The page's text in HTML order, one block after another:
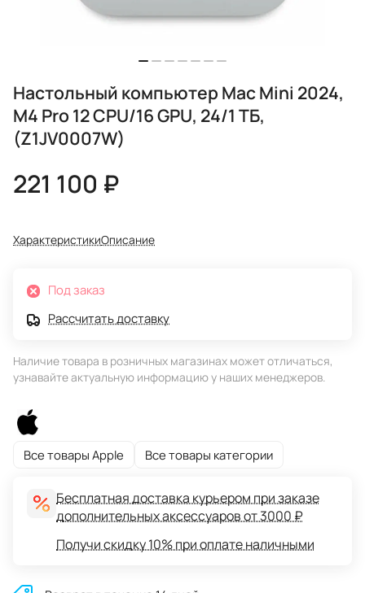
Настольный компьютер Mac Mini 2024,
M4 Pro 12 CPU/16 GPU, 24/1 ТБ,
(Z1JV0007W)
221 100 ₽
ХарактеристикиОписание
Под заказ
Рассчитать доставку
Наличие товара в розничных магазинах может отличаться,
узнавайте актуальную информацию у наших менеджеров.
Все товары Apple Все товары категории
Бесплатная доставка курьером при заказе
дополнительных аксессуаров от 3000 ₽
Получи скидку 10% при оплате наличными